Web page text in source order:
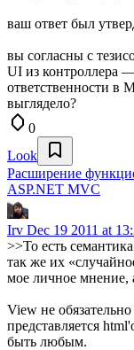
ваш ответ был
вы согласны с
UI из контроллера
ответственности в
выглядело?
0
Look
Расширение
ASP.NET MVC
Irv Dec 19 2011 at
>>То есть
так же их
мое личное мнение,
View не
представляется
быть любым.